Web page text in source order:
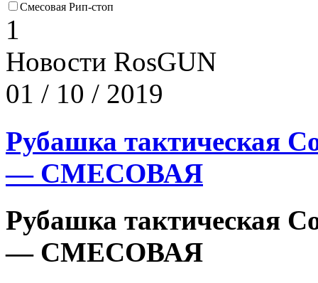
Смесовая Рип-стоп
1
Новости RosGUN
01 / 10 / 2019
Рубашка тактическая
— СМЕСОВАЯ
Рубашка тактическая
— СМЕСОВАЯ